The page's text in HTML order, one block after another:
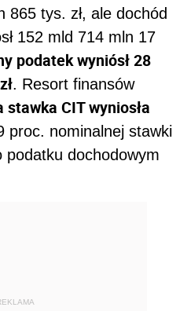
865 tys. zł, ale dochód
152 mld 714 mln 17
podatek wyniósł 28
. Resort finansów
CIT wyniosła
proc. nominalnej stawki
podatku dochodowym